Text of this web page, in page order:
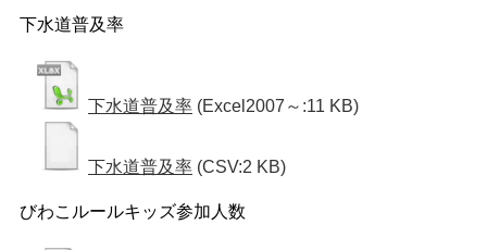
下水道普及率
下水道普及率 (Excel2007～:11 KB)
下水道普及率 (CSV:2 KB)
びわこルールキッズ参加人数